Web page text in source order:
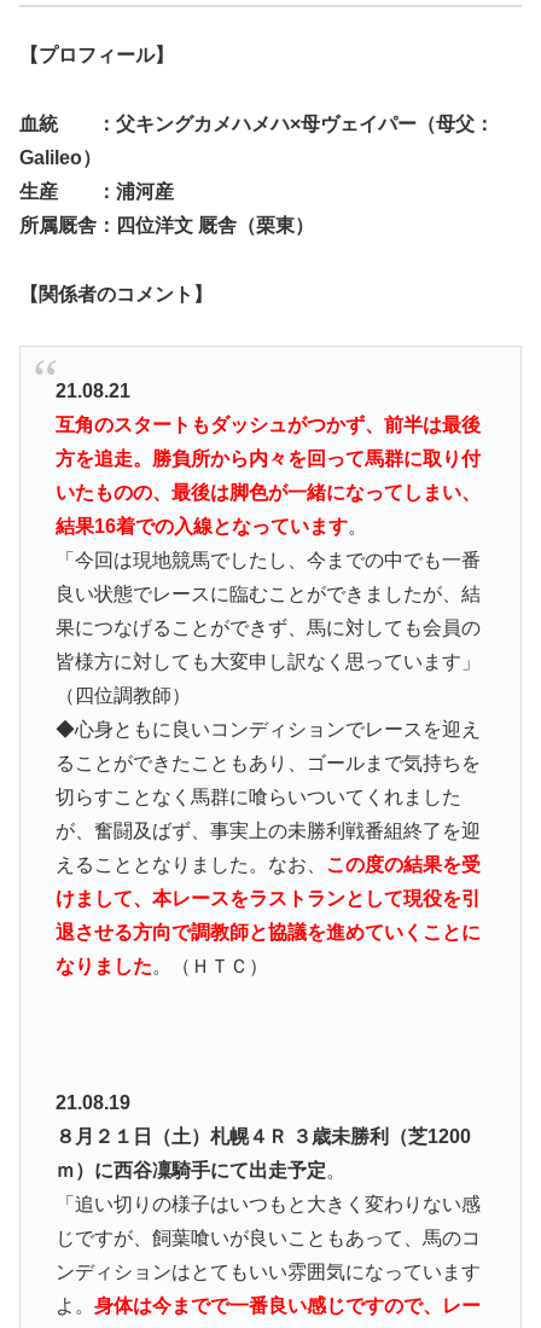
【プロフィール】
血統 ：父キングカメハメハ×母ヴェイパー（母父：
Galileo）
生産 ：浦河産
所属厩舎：四位洋文 厩舎（栗東）
【関係者のコメント】
21.08.21
互角のスタートもダッシュがつかず、前半は最後
方を追走。勝負所から内々を回って馬群に取り付
いたものの、最後は脚色が一緒になってしまい、
結果16着での入線となっています。
「今回は現地競馬でしたし、今までの中でも一番
良い状態でレースに臨むことができましたが、結
果につなげることができず、馬に対しても会員の
皆様方に対しても大変申し訳なく思っています」
（四位調教師）
◆心身ともに良いコンディションでレースを迎え
ることができたこともあり、ゴールまで気持ちを
切らすことなく馬群に喰らいついてくれました
が、奮闘及ばず、事実上の未勝利戦番組終了を迎
えることとなりました。なお、 この度の結果を受
けまして、本レースをラストランとして現役を引
退させる方向で調教師と協議を進めていくことに
なりました。（ＨＴＣ）
21.08.19
８月２１日（土）札幌４Ｒ ３歳未勝利（芝1200
ｍ）に西谷凜騎手にて出走予定。
「追い切りの様子はいつもと大きく変わりない感
じですが、飼葉喰いが良いこともあって、馬のコ
ンディションはとてもいい雰囲気になっています
よ。 身体は今までで一番良い感じですので、レー